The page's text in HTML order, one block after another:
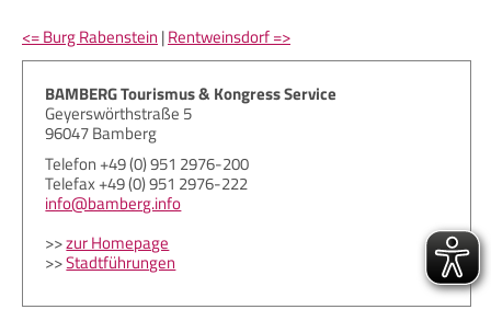
<= Burg Rabenstein |Rentweinsdorf =>
BAMBERG Tourismus & Kongress Service
Geyerswörthstraße 5
96047 Bamberg
Telefon +49 (0) 951 2976-200
Telefax +49 (0) 951 2976-222
info@bamberg.info
>>zur Homepage
>>Stadtführungen